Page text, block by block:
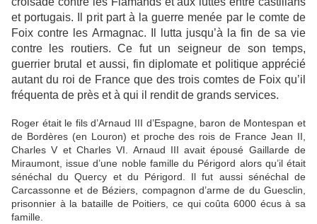
et portugais. Il prit part à la guerre menée par le comte de
Foix contre les Armagnac. Il lutta jusqu’à la fin de sa vie
contre les routiers. Ce fut un seigneur de son temps,
guerrier brutal et aussi, fin diplomate et politique apprécié
autant du roi de France que des trois comtes de Foix qu’il
fréquenta de près et à qui il rendit de grands services.
Roger était le fils d’Arnaud III d’Espagne, baron de Montespan et
de Bordères (en Louron) et proche des rois de France Jean II,
Charles V et Charles VI. Arnaud III avait épousé Gaillarde de
Miraumont, issue d’une noble famille du Périgord alors qu’il était
sénéchal du Quercy et du Périgord. Il fut aussi sénéchal de
Carcassonne et de Béziers, compagnon d’arme de du Guesclin,
prisonnier à la bataille de Poitiers, ce qui coûta 6000 écus à sa
famille.